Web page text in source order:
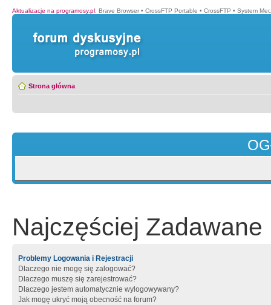
Aktualizacje na programosy.pl: Brave Browser • CrossFTP Portable • CrossFTP • System
Strona główna
Najczęściej Zadawane
Problemy Logowania i Rejestracji
Dlaczego nie mogę się zalogować?
Dlaczego muszę się zarejestrować?
Dlaczego jestem automatycznie wylogowywany?
Jak mogę ukryć moją obecność na forum?